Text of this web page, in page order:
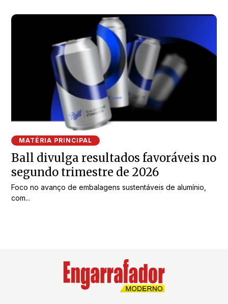
MATÉRIA PRINCIPAL
Ball divulga resultados favoráveis no
segundo trimestre de 2026
Foco no avanço de embalagens sustentáveis de alumínio,
com...